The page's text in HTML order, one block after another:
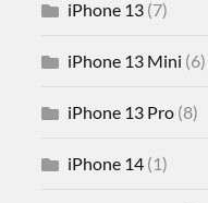
iPhone 13 (7)
iPhone 13 Mini (6)
iPhone 13 Pro (8)
iPhone 14 (1)